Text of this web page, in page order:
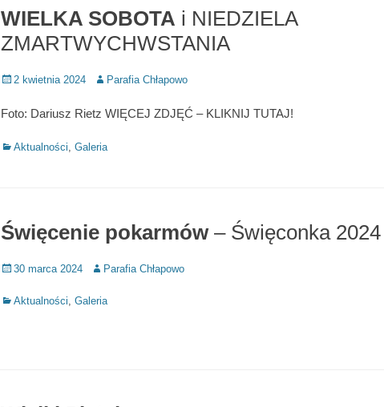
WIELKA SOBOTA i NIEDZIELA
ZMARTWYCHWSTANIA
Posted
2 kwietnia 2024 Author
Parafia Chłapowo
Foto: Dariusz Rietz WIĘCEJ ZDJĘĆ – KLIKNIJ TUTAJ!
Categories
Aktualności, Galeria
Święcenie pokarmów– Święconka 2024
Posted
30 marca 2024 Author
Parafia Chłapowo
Categories
Aktualności, Galeria